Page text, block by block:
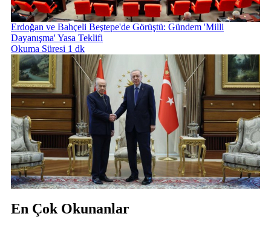
Erdoğan ve Bahçeli Beştepe'de Görüştü: Gündem 'Milli
Dayanışma' Yasa Teklifi
Okuma Süresi 1 dk
En Çok Okunanlar